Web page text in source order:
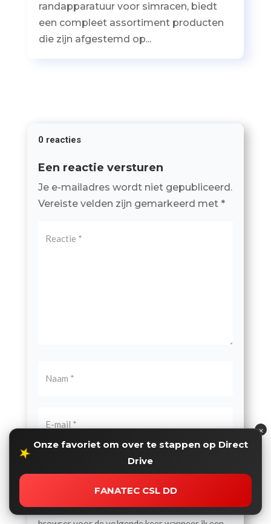
×
★
Onze favoriet om over te stappen op Direct
Drive
FANATEC CSL DD
randapparatuur voor simracen, biedt
een compleet assortiment producten
die zijn afgestemd op...
0 reacties
Een reactie versturen
Je e-mailadres wordt niet gepubliceerd.
Vereiste velden zijn gemarkeerd met *
Mijn naam, e-mail en site opslaan in deze